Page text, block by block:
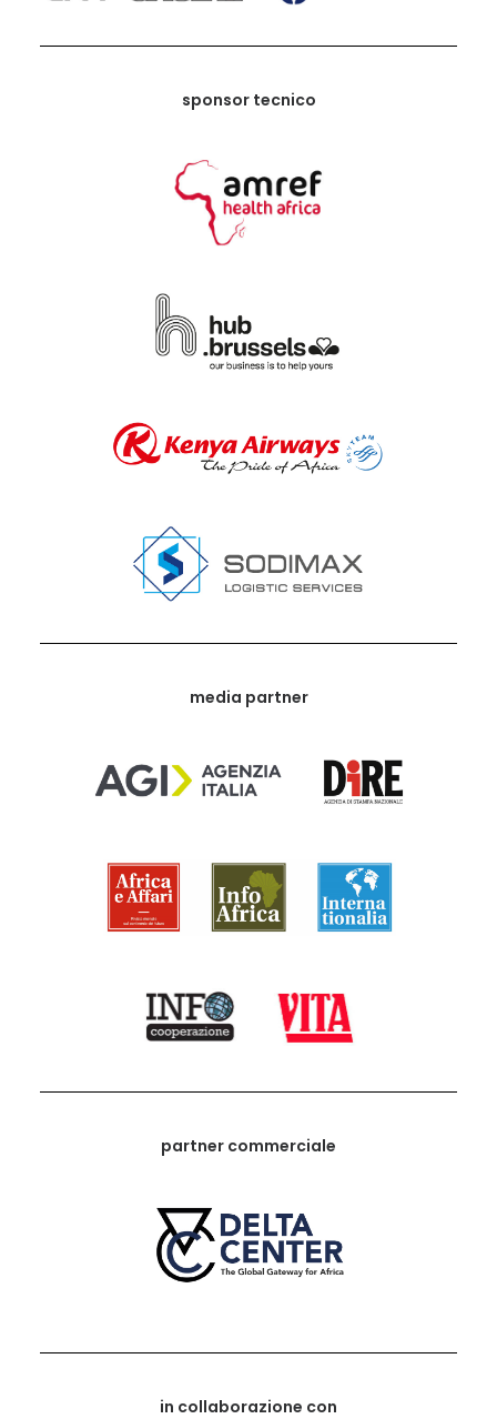
sponsor tecnico
media partner
partner commerciale
in collaborazione con